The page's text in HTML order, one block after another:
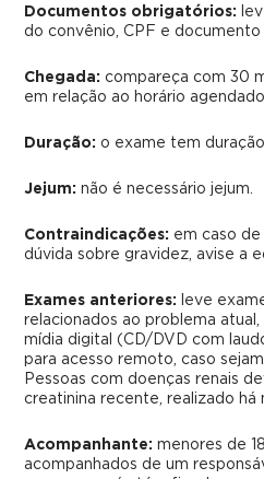
Documentos obrigatórios:
do convênio, CPF e
Chegada: compareça com 30
em relação ao horário
Duração: o exame tem
Jejum: não é necessário jejum.
Contraindicações: em caso
dúvida sobre gravidez, avise a
Exames anteriores:
leve
relacionados ao problema
mídia digital (CD/DVD com
para acesso remoto, caso
Pessoas com doenças renais
creatinina recente, realizado há
Acompanhante: menores de
acompanhados de um